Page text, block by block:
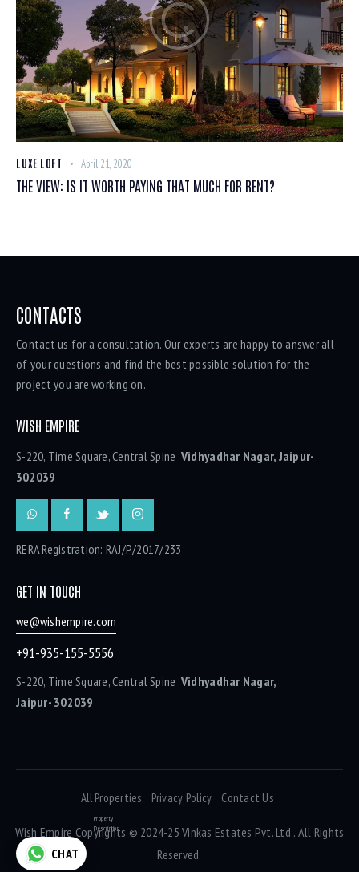
LUXE LOFT April 21, 2020
THE VIEW: IS IT WORTH PAYING THAT MUCH FOR RENT?
CONTACTS
Contact us for a consultation. Our experts are happy to answer all
of your questions and find the best possible solution for the
project you are working on.
WISH EMPIRE
S-220, Time Square, Central Spine Vidhyadhar Nagar, Jaipur-
302039
RERA Registration: RAJ/P/2017/233
GET IN TOUCH
we@wishempire.com
+91-935-155-5556
S-220, Time Square, Central Spine Vidhyadhar Nagar,
Jaipur- 302039
All Properties
Property
Description
Privacy Policy Contact Us
Wish Empire Copyrights © 2024-25 Vinkas Estates Pvt. Ltd . All Rights
Reserved.
CHAT